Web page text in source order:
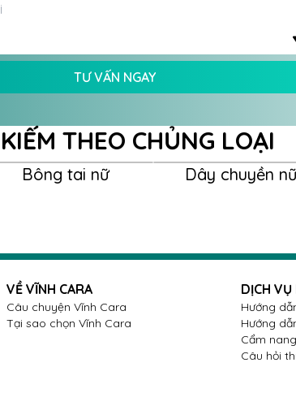
TƯ VẤN NGAY
THEO CHỦNG LOẠI
Bông tai nữ Dây chuyền
VỀ VĨNH CARA
Câu chuyện Vĩnh Cara
Tại sao chọn Vĩnh Cara
DỊCH VỤ
Hướng
Hướng
Cẩm
Câu hỏi